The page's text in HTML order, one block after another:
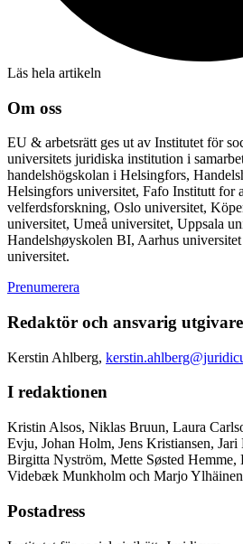
Läs hela artikeln
Om oss
EU & arbetsrätt ges ut av Institutet för
universitets juridiska institution i
handelshögskolan i Helsingfors,
Helsingfors universitet, Fafo Institutt for
velferdsforskning, Oslo universitet,
universitet, Umeå universitet, Uppsala
Handelshøyskolen BI, Aarhus
universitet.
Prenumerera
Redaktör och ansvarig utgivare
Kerstin Ahlberg,
I redaktionen
Kristin Alsos, Niklas Bruun, Laura
Evju, Johan Holm, Jens Kristiansen,
Birgitta Nyström, Mette Søsted
Videbæk Munkholm och Marjo Ylhäinen
Postadress